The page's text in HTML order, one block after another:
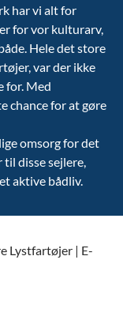
har vi alt for
for vor kulturarv,
Hele det store
var der ikke
for. Med
chance for at gøre
omsorg for det
disse sejlere,
aktive bådliv.
Lystfartøjer | E-